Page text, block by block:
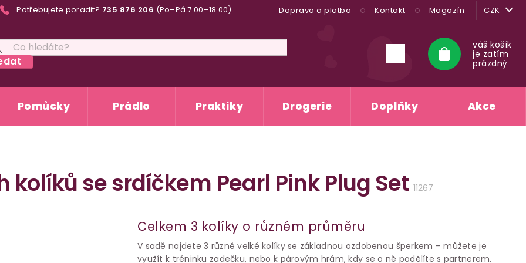
Potřebujete poradit? 735 876 206 (Po–Pá 7.00–18.00) Doprava a platba Kontakt Magazín CZK
Nákupní
košík
váš košík
je zatím
prázdný
Pomůcky Prádlo Praktiky Drogerie Doplňky Akce
se srdíčkem Pearl Pink Plug Set 11267
Celkem 3 kolíky o různém průměru
V sadě najdete 3 různě velké kolíky se základnou ozdobenou šperkem – můžete je
využít k tréninku zadečku, nebo k párovým hrám, kdy se o ně podělíte s partnerem.